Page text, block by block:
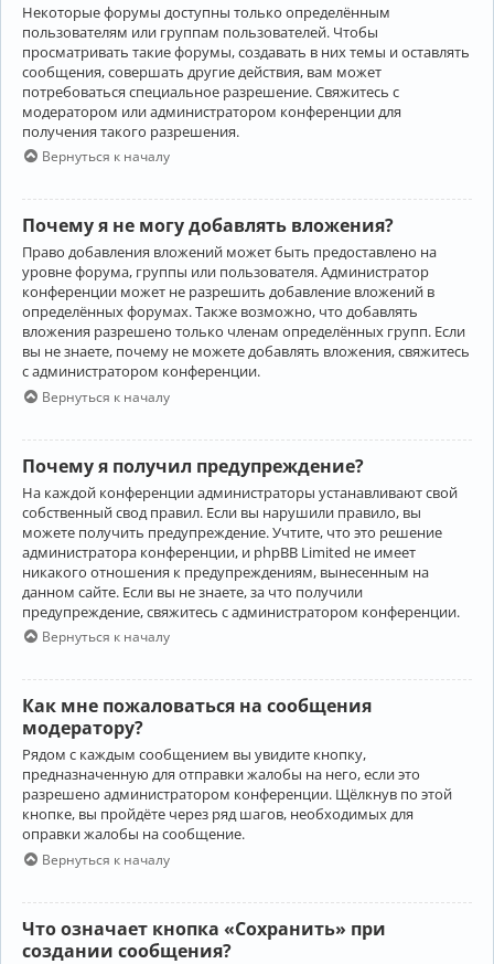
Некоторые форумы доступны только определённым
пользователям или группам пользователей. Чтобы
просматривать такие форумы, создавать в них темы и оставлять
сообщения, совершать другие действия, вам может
потребоваться специальное разрешение. Свяжитесь с
модератором или администратором конференции для
получения такого разрешения.
Вернуться к началу
Почему я не могу добавлять вложения?
Право добавления вложений может быть предоставлено на
уровне форума, группы или пользователя. Администратор
конференции может не разрешить добавление вложений в
определённых форумах. Также возможно, что добавлять
вложения разрешено только членам определённых групп. Если
вы не знаете, почему не можете добавлять вложения, свяжитесь
с администратором конференции.
Вернуться к началу
Почему я получил предупреждение?
На каждой конференции администраторы устанавливают свой
собственный свод правил. Если вы нарушили правило, вы
можете получить предупреждение. Учтите, что это решение
администратора конференции, и phpBB Limited не имеет
никакого отношения к предупреждениям, вынесенным на
данном сайте. Если вы не знаете, за что получили
предупреждение, свяжитесь с администратором конференции.
Вернуться к началу
Как мне пожаловаться на сообщения
модератору?
Рядом с каждым сообщением вы увидите кнопку,
предназначенную для отправки жалобы на него, если это
разрешено администратором конференции. Щёлкнув по этой
кнопке, вы пройдёте через ряд шагов, необходимых для
оправки жалобы на сообщение.
Вернуться к началу
Что означает кнопка «Сохранить» при
создании сообщения?